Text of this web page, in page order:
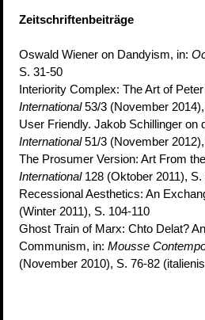
Zeitschriftenbeiträge
Oswald Wiener on Dandyism, in:
S. 31-50
Interiority Complex: The Art of
International53/3 (November
User Friendly. Jakob Schillinger on
International51/3 (November
The Prosumer Version: Art From
International128 (Oktober 2011), S.
Recessional Aesthetics: An
(Winter 2011), S. 104-110
Ghost Train of Marx: Chto Delat?
Communism, in: Mousse
(November 2010), S. 76-82